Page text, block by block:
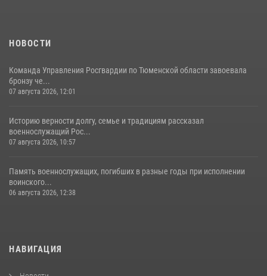
НОВОСТИ
Команда Управления Росгвардии по Тюменской области завоевала
бронзу че...
07 августа 2026, 12:01
Историю верности долгу, семье и традициям рассказал
военнослужащий Рос...
07 августа 2026, 10:57
Память военнослужащих, погибших в разные годы при исполнении
воинского...
06 августа 2026, 12:38
НАВИГАЦИЯ